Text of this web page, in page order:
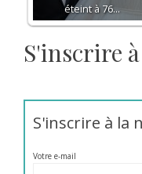
éteint à 76…
S'inscrire
S'inscrire à la
Votre e-mail